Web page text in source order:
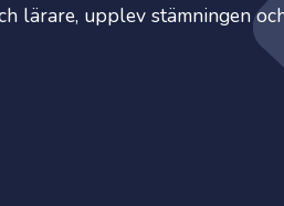
lärare, upplev stämningen